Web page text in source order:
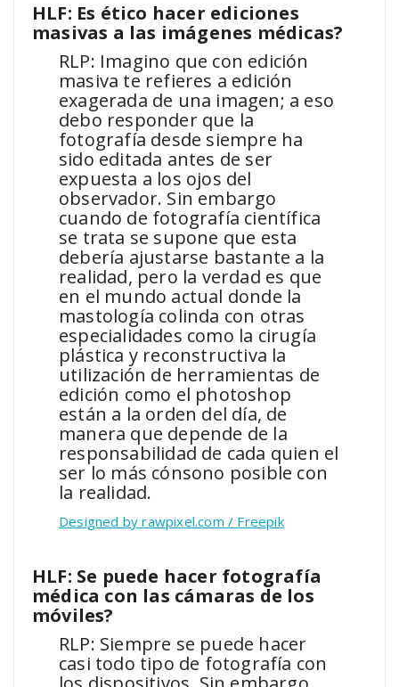
HLF: Es ético hacer ediciones
masivas a las imágenes médicas?
RLP: Imagino que con edición
masiva te refieres a edición
exagerada de una imagen; a eso
debo responder que la
fotografía desde siempre ha
sido editada antes de ser
expuesta a los ojos del
observador. Sin embargo
cuando de fotografía científica
se trata se supone que esta
debería ajustarse bastante a la
realidad, pero la verdad es que
en el mundo actual donde la
mastología colinda con otras
especialidades como la cirugía
plástica y reconstructiva la
utilización de herramientas de
edición como el photoshop
están a la orden del día, de
manera que depende de la
responsabilidad de cada quien el
ser lo más cónsono posible con
la realidad.
Designed by rawpixel.com / Freepik
HLF: Se puede hacer fotografía
médica con las cámaras de los
móviles?
RLP: Siempre se puede hacer
casi todo tipo de fotografía con